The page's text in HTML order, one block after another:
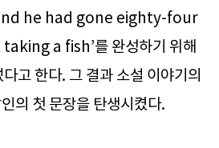
he had gone eighty-four
a fish’를 완성하기 위해
고 한다. 그 결과 소설 이야기의
의 첫 문장을 탄생시켰다.